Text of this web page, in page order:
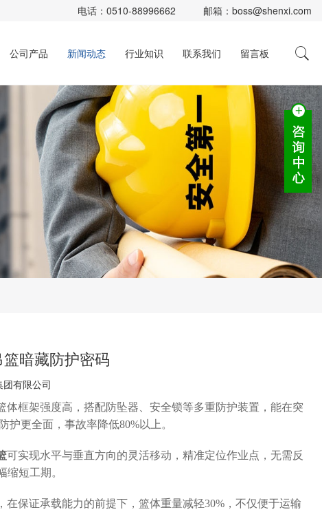
电话： 0510-88996662 邮箱： boss@shenxi.com
公司产品 新闻动态 行业知识 联系我们 留言板
暗藏防护密码
有限公司
体框架强度高，搭配防坠器、安全锁等多重防护装置，能在突
护更全面，事故率降低80%以上。
可实现水平与垂直方向的灵活移动，精准定位作业点，无需反
缩短工期。
在保证承载能力的前提下，篮体重量减轻30%，不仅便于运输